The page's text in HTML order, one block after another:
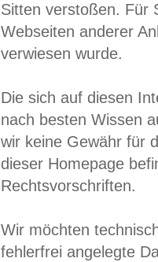
Sitten verstoßen. Für
Webseiten anderer
verwiesen wurde.
Die sich auf diesen
nach besten Wissen
wir keine Gewähr für
dieser Homepage
Rechtsvorschriften.
Wir möchten
fehlerfrei angelegte